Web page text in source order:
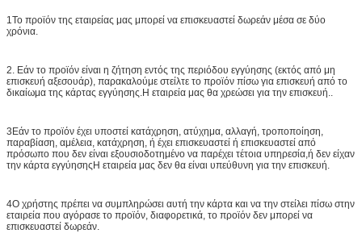
1Το προϊόν της εταιρείας μας μπορεί να επισκευαστεί δωρεάν μέσα σε δύο
χρόνια.
2. Εάν το προϊόν είναι η ζήτηση εντός της περιόδου εγγύησης (εκτός από μη
επισκευή αξεσουάρ), παρακαλούμε στείλτε το προϊόν πίσω για επισκευή από το
δικαίωμα της κάρτας εγγύησης.Η εταιρεία μας θα χρεώσει για την επισκευή..
3Εάν το προϊόν έχει υποστεί κατάχρηση, ατύχημα, αλλαγή, τροποποίηση,
παραβίαση, αμέλεια, κατάχρηση, ή έχει επισκευαστεί ή επισκευαστεί από
πρόσωπο που δεν είναι εξουσιοδοτημένο να παρέχει τέτοια υπηρεσία,ή δεν είχαν
την κάρτα εγγύησηςΗ εταιρεία μας δεν θα είναι υπεύθυνη για την επισκευή.
4Ο χρήστης πρέπει να συμπληρώσει αυτή την κάρτα και να την στείλει πίσω στην
εταιρεία που αγόρασε το προϊόν, διαφορετικά, το προϊόν δεν μπορεί να
επισκευαστεί δωρεάν.